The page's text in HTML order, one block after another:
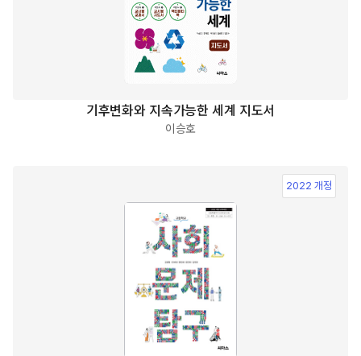
기후변화와 지속가능한 세계 지도서
이승호
2022 개정